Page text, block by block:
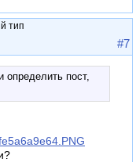
тип
#7
определить пост,